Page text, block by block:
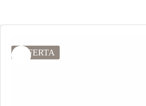
OFFERTA